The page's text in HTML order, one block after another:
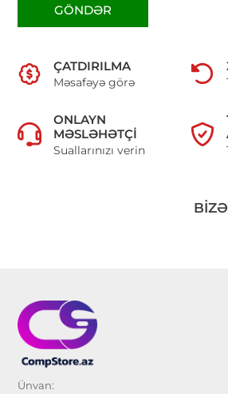
GÖNDƏR
ÇATDIRILMA
Məsafəyə görə
ONLAYN
MƏSLƏHƏTÇI
Suallarınızı verin
Ünvan: